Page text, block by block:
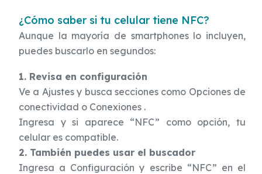
¿Cómo saber si tu celular tiene NFC?
Aunque la mayoría de smartphones lo incluyen,
puedes buscarlo en segundos:
1. Revisa en configuración
Ve a Ajustes y busca secciones como Opciones de
conectividad o Conexiones .
Ingresa y si aparece “NFC” como opción, tu
celular es compatible.
2. También puedes usar el buscador
Ingresa a Configuración y escribe “NFC” en el